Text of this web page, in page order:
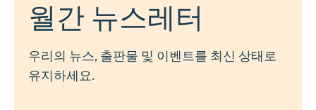
월간 뉴스레터
우리의 뉴스, 출판물 및 이벤트를 최신 상태로
유지하세요.